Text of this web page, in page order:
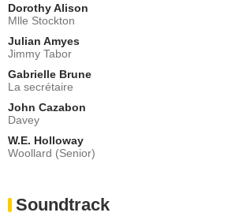
Dorothy Alison
Mlle Stockton
Julian Amyes
Jimmy Tabor
Gabrielle Brune
La secrétaire
John Cazabon
Davey
W.E. Holloway
Woollard (Senior)
Soundtrack